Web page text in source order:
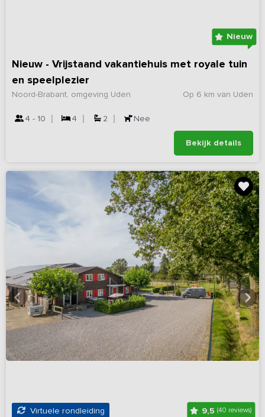
Nieuw
Nieuw - Vrijstaand vakantiehuis met royale tuin
en speelplezier
Op 6 km van Uden
Noord-Brabant, omgeving Uden
4 - 10 4 2 Nee
Bekijk details
Virtuele rondleiding 9,5 (40 reviews)